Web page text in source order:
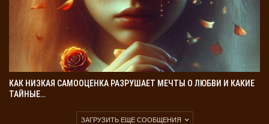
КАК НИЗКАЯ САМООЦЕНКА РАЗРУШАЕТ МЕЧТЫ О ЛЮБВИ И КАКИЕ
ТАЙНЫЕ…
ЗАГРУЗИТЬ ЕЩЕ СООБЩЕНИЯ